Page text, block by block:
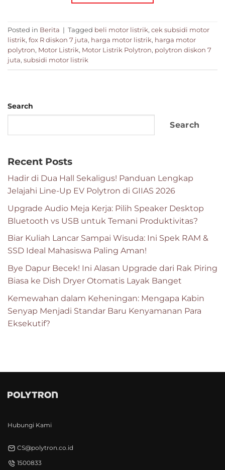
Posted in Berita | Tagged beli motor listrik, cek subsidi motor
listrik, fox R diskon 7 juta, harga motor listrik, harga motor
polytron, Motor Listrik, Motor Listrik Polytron, polytron diskon 7
juta, subsidi motor listrik
Search
Search
Recent Posts
Hadir di Dua Hall Sekaligus! Panduan Lengkap
Jelajahi Line-Up EV Polytron di GIIAS 2026
Upgrade Audio Meja Kerja: Pilih Speaker Desktop
Bluetooth vs USB untuk Temani Produktivitas?
Biar Kuliah Lancar Sampai Wisuda: Ini Spek RAM &
SSD Ideal Mahasiswa Paling Aman!
Bye Dapur Becek! Ini Alasan Upgrade dari Rak Piring
Biasa ke Dish Dryer Otomatis Layak Banget
Kemewahan dalam Keheningan: Mengapa Kabin
Senyap Menjadi Standar Baru Kenyamanan Para
Eksekutif?
Hubungi Kami
CS@polytron.co.id
1500833